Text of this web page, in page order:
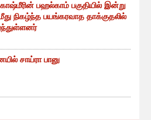
பஹல்காம் பகுதியில் இன்று
நிகழ்ந்த பயங்கரவாத தாக்குதலில்
சாய்ரா பானு